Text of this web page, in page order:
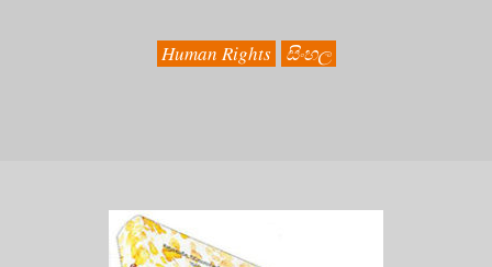
Human Rights සිංහල